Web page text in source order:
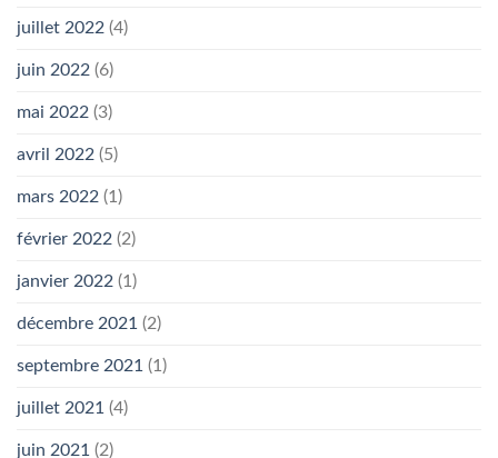
juillet 2022 (4)
juin 2022 (6)
mai 2022 (3)
avril 2022 (5)
mars 2022 (1)
février 2022 (2)
janvier 2022 (1)
décembre 2021 (2)
septembre 2021 (1)
juillet 2021 (4)
juin 2021 (2)